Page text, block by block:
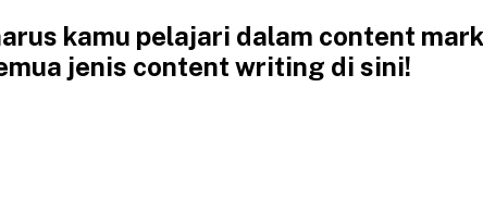
kamu pelajari dalam content
jenis content writing di sini!